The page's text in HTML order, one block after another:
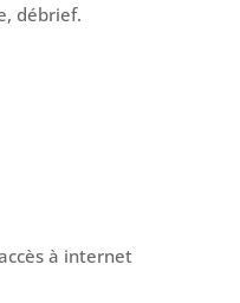
débrief.
à internet